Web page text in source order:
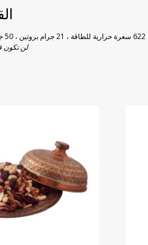
622 سعرة حرارية للطاقة ، 21 جرام بروتين ، 50 جرام دهون (45 جرام دهون غير مشبعة) ، 22 جرام كربوهيدرات ، 0 جرام كوليسترول
لن تكون